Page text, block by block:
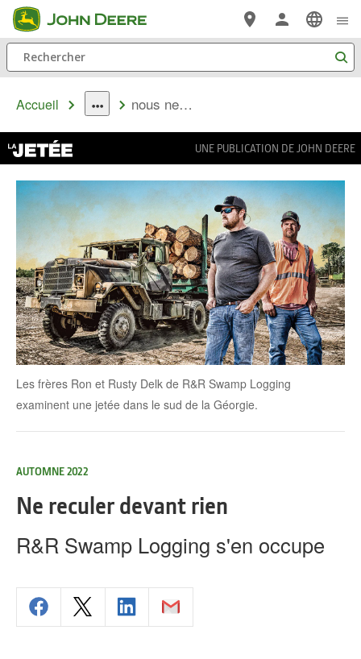
Passer au contenu principal
Rechercher
Accueil
dropdown
toggle
nous ne reculons devant rien
LA
JETÉE
UNE PUBLICATION DE JOHN DEERE
Les frères Ron et Rusty Delk de R&R Swamp Logging
examinent une jetée dans le sud de la Géorgie.
AUTOMNE 2022
Ne reculer devant rien
R&R Swamp Logging s'en occupe